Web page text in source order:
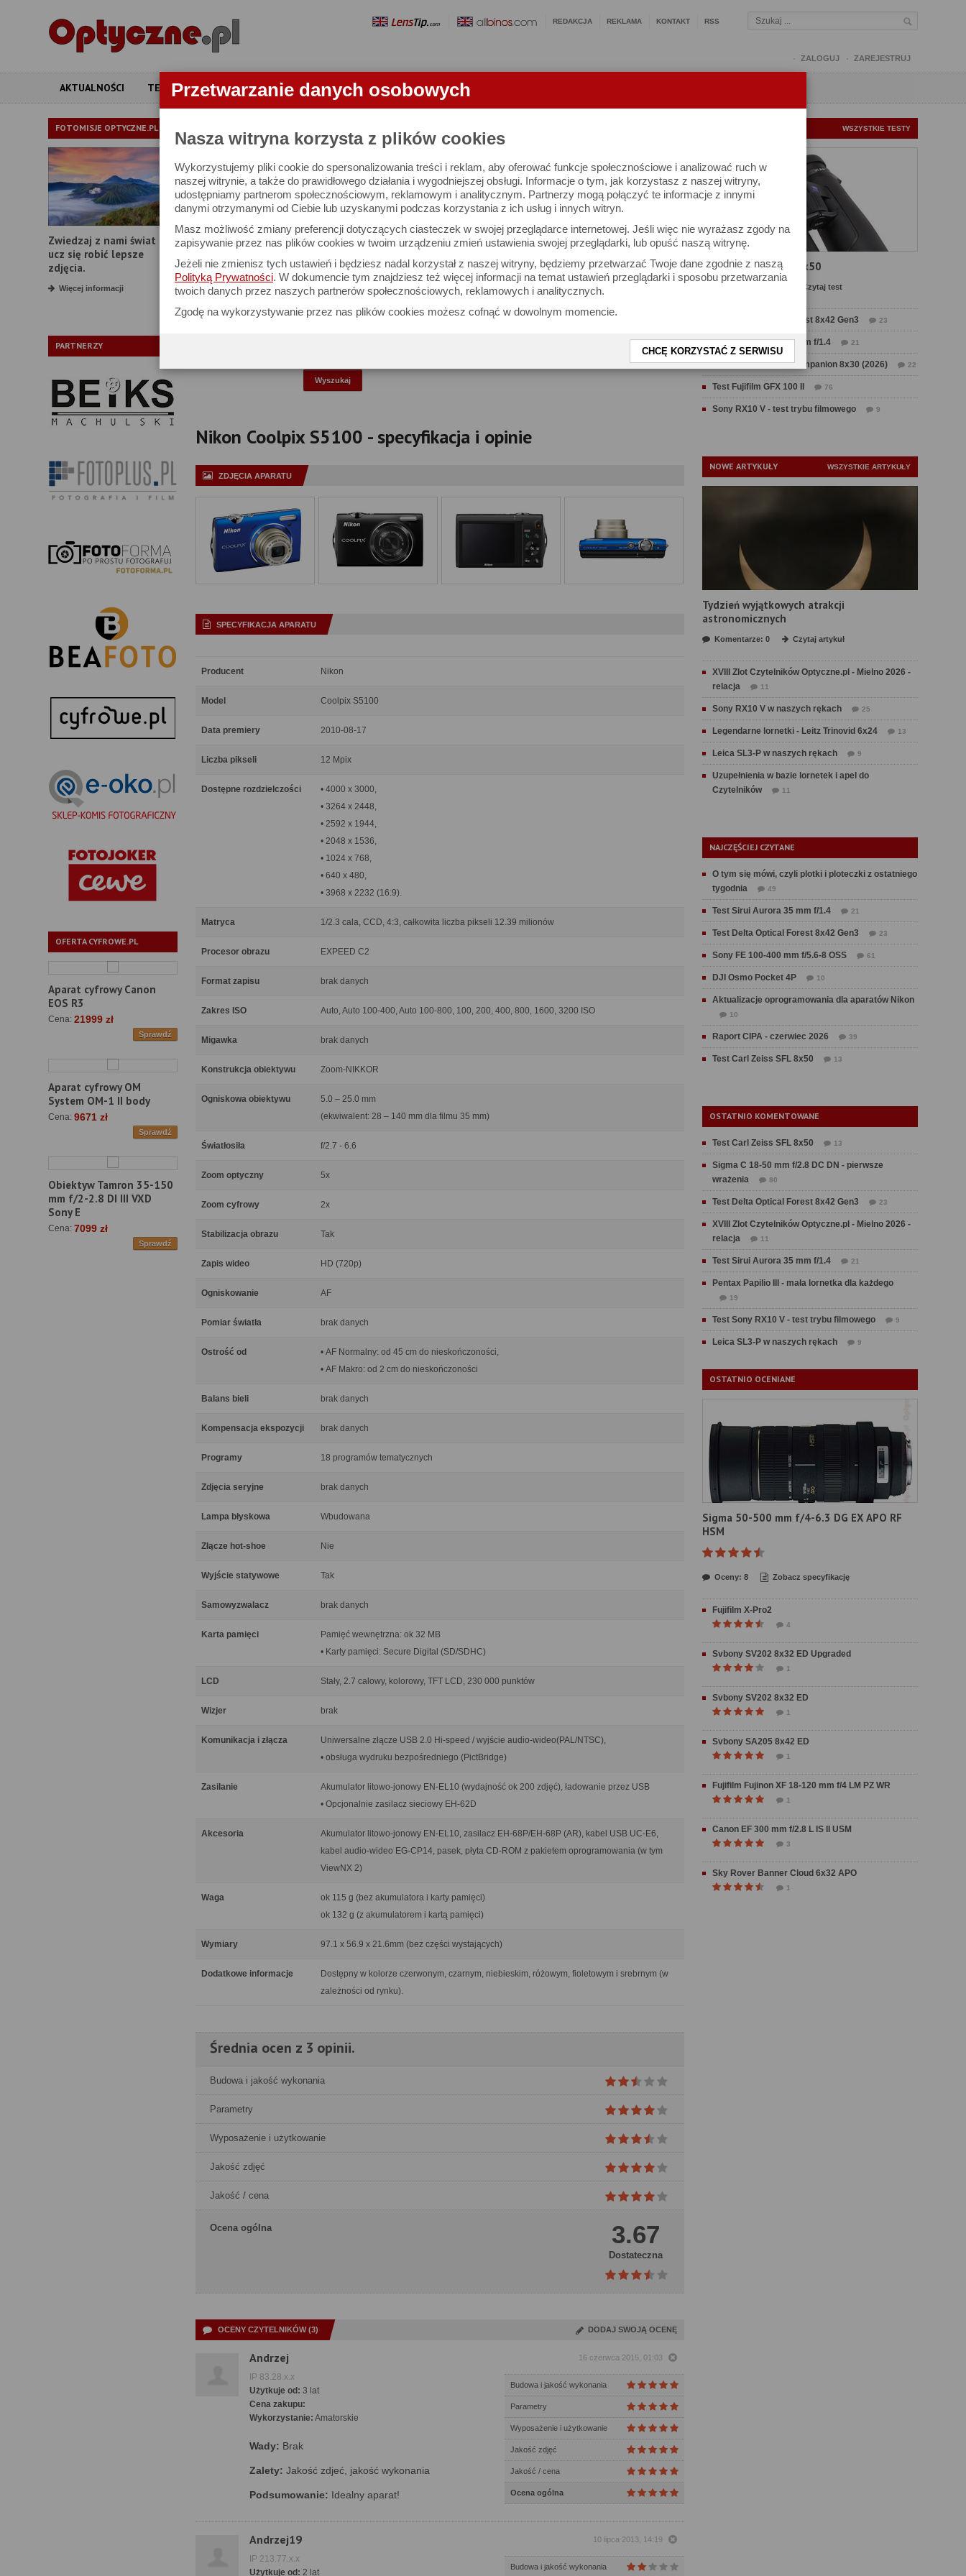
Przetwarzanie danych osobowych
Nasza witryna korzysta z plików cookies
Wykorzystujemy pliki cookie do spersonalizowania treści i reklam, aby oferować funkcje społecznościowe i analizować ruch w
naszej witrynie, a także do prawidłowego działania i wygodniejszej obsługi. Informacje o tym, jak korzystasz z naszej witryny,
udostępniamy partnerom społecznościowym, reklamowym i analitycznym. Partnerzy mogą połączyć te informacje z innymi
danymi otrzymanymi od Ciebie lub uzyskanymi podczas korzystania z ich usług i innych witryn.
Masz możliwość zmiany preferencji dotyczących ciasteczek w swojej przeglądarce internetowej. Jeśli więc nie wyrażasz zgody na
zapisywanie przez nas plików cookies w twoim urządzeniu zmień ustawienia swojej przeglądarki, lub opuść naszą witrynę.
Jeżeli nie zmienisz tych ustawień i będziesz nadal korzystał z naszej witryny, będziemy przetwarzać Twoje dane zgodnie z naszą
Polityką Prywatności. W dokumencie tym znajdziesz też więcej informacji na temat ustawień przeglądarki i sposobu przetwarzania
twoich danych przez naszych partnerów społecznościowych, reklamowych i analitycznych.
Zgodę na wykorzystywanie przez nas plików cookies możesz cofnąć w dowolnym momencie.
CHCĘ KORZYSTAĆ Z SERWISU
REDAKCJA REKLAMA KONTAKT RSS
ZALOGUJ ZAREJESTRUJ
AKTUALNOŚCI TESTY ARTYKUŁY APARATY OBIEKTYWY LORNETKI
FOTOMISJE OPTYCZNE.PL
Zwiedzaj z nami świat i
ucz się robić lepsze
zdjęcia.
Więcej informacji
PARTNERZY
OFERTA CYFROWE.PL
Aparat cyfrowy Canon
EOS R3
Cena: 21999 zł
Sprawdź
Aparat cyfrowy OM
System OM-1 II body
Cena: 9671 zł
Sprawdź
Obiektyw Tamron 35-150
mm f/2-2.8 DI III VXD
Sony E
Cena: 7099 zł
Sprawdź
APARATY
W bazie znajduje się 2455 aparatów i 10741 ocen.
Możesz też zrobić
własne porównanie aparatów
Porównaj aparaty
Proszę podać interesujące Cię parametry
Producent:
Model:
Rozdzielczość:
Zoom optyczny:
Nikon Coolpix S5100 - specyfikacja i opinie
ZDJĘCIA APARATU
SPECYFIKACJA APARATU
Producent Nikon
Model Coolpix S5100
Data premiery 2010-08-17
Liczba pikseli 12 Mpix
Dostępne rozdzielczości
• 4000 x 3000,
• 3264 x 2448,
• 2592 x 1944,
• 2048 x 1536,
• 1024 x 768,
• 640 x 480,
• 3968 x 2232 (16:9).
Matryca 1/2.3 cala, CCD, 4:3, całkowita liczba pikseli 12.39 milionów
Procesor obrazu EXPEED C2
Format zapisu brak danych
Zakres ISO Auto, Auto 100-400, Auto 100-800, 100, 200, 400, 800, 1600, 3200 ISO
Migawka brak danych
Konstrukcja obiektywu Zoom-NIKKOR
Ogniskowa obiektywu
5.0 – 25.0 mm
(ekwiwalent: 28 – 140 mm dla filmu 35 mm)
Światłosiła f/2.7 - 6.6
Zoom optyczny 5x
Zoom cyfrowy 2x
Stabilizacja obrazu Tak
Zapis wideo HD (720p)
Ogniskowanie AF
Pomiar światła brak danych
Ostrość od
• AF Normalny: od 45 cm do nieskończoności,
• AF Makro: od 2 cm do nieskończoności
Balans bieli brak danych
Kompensacja ekspozycji brak danych
Programy 18 programów tematycznych
Zdjęcia seryjne brak danych
Lampa błyskowa Wbudowana
Złącze hot-shoe Nie
Wyjście statywowe Tak
Samowyzwalacz brak danych
Karta pamięci
Pamięć wewnętrzna: ok 32 MB
• Karty pamięci: Secure Digital (SD/SDHC)
LCD Stały, 2.7 calowy, kolorowy, TFT LCD, 230 000 punktów
Wizjer brak
Komunikacja i złącza
Uniwersalne złącze USB 2.0 Hi-speed / wyjście audio-wideo(PAL/NTSC),
• obsługa wydruku bezpośredniego (PictBridge)
Zasilanie
Akumulator litowo-jonowy EN-EL10 (wydajność ok 200 zdjęć), ładowanie przez USB
• Opcjonalnie zasilacz sieciowy EH-62D
Akcesoria
Akumulator litowo-jonowy EN-EL10, zasilacz EH-68P/EH-68P (AR), kabel USB UC-E6,
kabel audio-wideo EG-CP14, pasek, płyta CD-ROM z pakietem oprogramowania (w tym
ViewNX 2)
Waga
ok 115 g (bez akumulatora i karty pamięci)
ok 132 g (z akumulatorem i kartą pamięci)
Wymiary 97.1 x 56.9 x 21.6mm (bez części wystających)
Dodatkowe informacje
Dostępny w kolorze czerwonym, czarnym, niebieskim, różowym, fioletowym i srebrnym (w
zależności od rynku).
Średnia ocen z 3 opinii.
Budowa i jakość wykonania
Parametry
Wyposażenie i użytkowanie
Jakość zdjęć
Jakość / cena
Ocena ogólna 3.67
Dostateczna
OCENY CZYTELNIKÓW (3) DODAJ SWOJĄ OCENĘ
Andrzej 16 czerwca 2015, 01:03
Budowa i jakość wykonania
Parametry
Wyposażenie i użytkowanie
Jakość zdjęć
Jakość / cena
Ocena ogólna
IP 83.28.x.x
Użytkuje od: 3 lat
Cena zakupu:
Wykorzystanie: Amatorskie
Wady: Brak
Zalety: Jakość zdjeć, jakość wykonania
Podsumowanie: Idealny aparat!
Andrzej19 10 lipca 2013, 14:19
Budowa i jakość wykonania
IP 213.77.x.x
Użytkuje od: 2 lat
WSZYSTKIE TESTY
Test Carl Zeiss SFL 8x50
Czytaj test
Test Delta Optical Forest 8x42 Gen3 23
Test Sirui Aurora 35 mm f/1.4 21
Test Swarovski CL Companion 8x30 (2026) 22
Test Fujifilm GFX 100 II 76
Sony RX10 V - test trybu filmowego 9
NOWE ARTYKUŁY WSZYSTKIE ARTYKUŁY
Tydzień wyjątkowych atrakcji
astronomicznych
Komentarze: 0 Czytaj artykuł
XVIII Zlot Czytelników Optyczne.pl - Mielno 2026 -
relacja
11
Sony RX10 V w naszych rękach 25
Legendarne lornetki - Leitz Trinovid 6x24 13
Leica SL3-P w naszych rękach 9
Uzupełnienia w bazie lornetek i apel do
Czytelników
11
NAJCZĘŚCIEJ CZYTANE
O tym się mówi, czyli plotki i ploteczki z ostatniego
tygodnia
49
Test Sirui Aurora 35 mm f/1.4 21
Test Delta Optical Forest 8x42 Gen3 23
Sony FE 100-400 mm f/5.6-8 OSS 61
DJI Osmo Pocket 4P 10
Aktualizacje oprogramowania dla aparatów Nikon
10
Raport CIPA - czerwiec 2026 39
Test Carl Zeiss SFL 8x50 13
OSTATNIO KOMENTOWANE
Test Carl Zeiss SFL 8x50 13
Sigma C 18-50 mm f/2.8 DC DN - pierwsze
wrażenia
80
Test Delta Optical Forest 8x42 Gen3 23
XVIII Zlot Czytelników Optyczne.pl - Mielno 2026 -
relacja
11
Test Sirui Aurora 35 mm f/1.4 21
Pentax Papilio III - mała lornetka dla każdego
19
Test Sony RX10 V - test trybu filmowego 9
Leica SL3-P w naszych rękach 9
OSTATNIO OCENIANE
Sigma 50-500 mm f/4-6.3 DG EX APO RF
HSM
Oceny: 8 Zobacz specyfikację
Fujifilm X-Pro2
4
Svbony SV202 8x32 ED Upgraded
1
Svbony SV202 8x32 ED
1
Svbony SA205 8x42 ED
1
Fujifilm Fujinon XF 18-120 mm f/4 LM PZ WR
1
Canon EF 300 mm f/2.8 L IS II USM
3
Sky Rover Banner Cloud 6x32 APO
1